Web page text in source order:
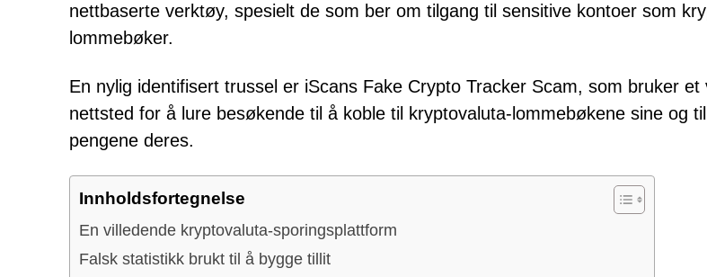
nettbaserte verktøy, spesielt de som ber om tilgang til sensitive kontoer som
lommebøker.
En nylig identifisert trussel er iScans Fake Crypto Tracker Scam, som bruker et
nettsted for å lure besøkende til å koble til kryptovaluta-lommebøkene sine og
pengene deres.
Innholdsfortegnelse
En villedende kryptovaluta-sporingsplattform
Falsk statistikk brukt til å bygge tillit